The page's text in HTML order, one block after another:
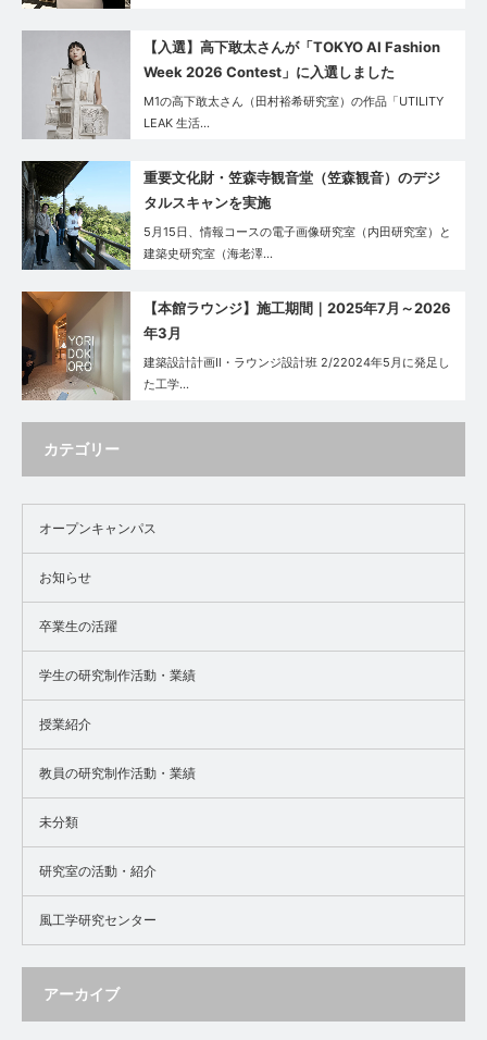
【入選】高下敢太さんが「TOKYO AI Fashion
Week 2026 Contest」に入選しました
M1の高下敢太さん（田村裕希研究室）の作品「UTILITY
LEAK 生活…
重要文化財・笠森寺観音堂（笠森観音）のデジ
タルスキャンを実施
5月15日、情報コースの電子画像研究室（内田研究室）と
建築史研究室（海老澤…
【本館ラウンジ】施工期間｜2025年7月～2026
年3月
建築設計計画Ⅱ・ラウンジ設計班 2/22024年5月に発足し
た工学…
カテゴリー
オープンキャンパス
お知らせ
卒業生の活躍
学生の研究制作活動・業績
授業紹介
教員の研究制作活動・業績
未分類
研究室の活動・紹介
風工学研究センター
アーカイブ